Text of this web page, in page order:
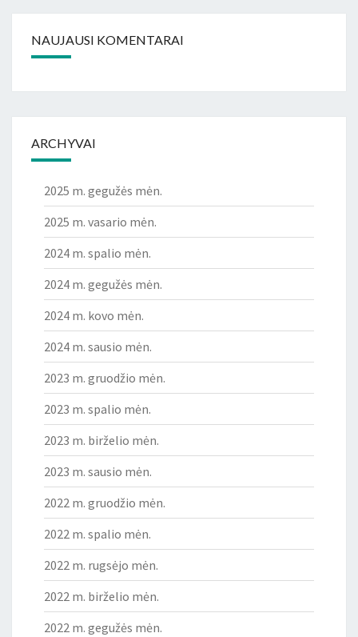
NAUJAUSI KOMENTARAI
ARCHYVAI
2025 m. gegužės mėn.
2025 m. vasario mėn.
2024 m. spalio mėn.
2024 m. gegužės mėn.
2024 m. kovo mėn.
2024 m. sausio mėn.
2023 m. gruodžio mėn.
2023 m. spalio mėn.
2023 m. birželio mėn.
2023 m. sausio mėn.
2022 m. gruodžio mėn.
2022 m. spalio mėn.
2022 m. rugsėjo mėn.
2022 m. birželio mėn.
2022 m. gegužės mėn.